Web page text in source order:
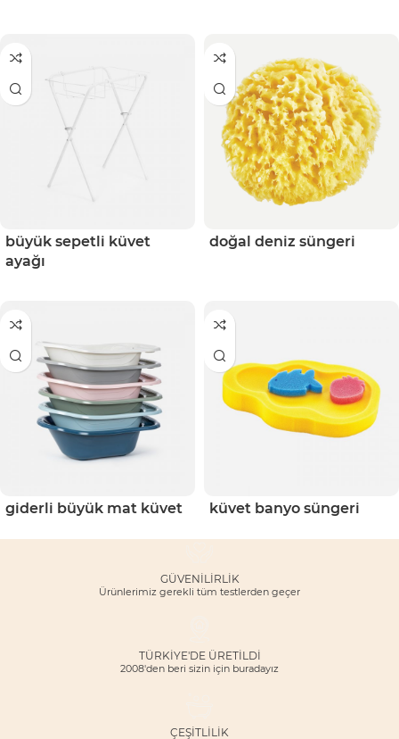
büyük sepetli küvet
ayağı
doğal deniz süngeri
giderli büyük mat küvet küvet banyo süngeri
GÜVENILIRLIK
Ürünlerimiz gerekli tüm testlerden geçer
TÜRKİYE'DE ÜRETİLDİ
2008'den beri sizin için buradayız
ÇEŞITLILIK